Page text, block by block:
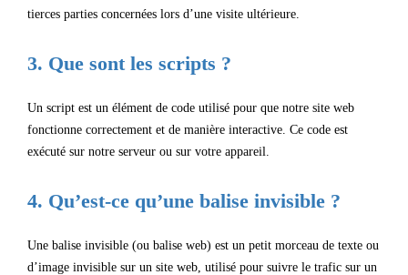
tierces parties concernées lors d’une visite ultérieure.
3. Que sont les scripts ?
Un script est un élément de code utilisé pour que notre site web
fonctionne correctement et de manière interactive. Ce code est
exécuté sur notre serveur ou sur votre appareil.
4. Qu’est-ce qu’une balise invisible ?
Une balise invisible (ou balise web) est un petit morceau de texte ou
d’image invisible sur un site web, utilisé pour suivre le trafic sur un